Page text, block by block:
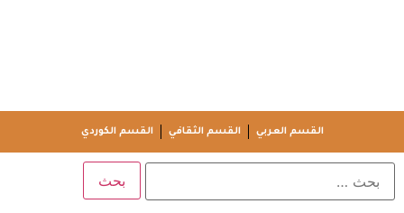
القسم العربي القسم الثقافي القسم الكوردي